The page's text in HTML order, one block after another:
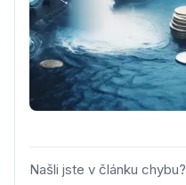
Našli jste v článku chybu?